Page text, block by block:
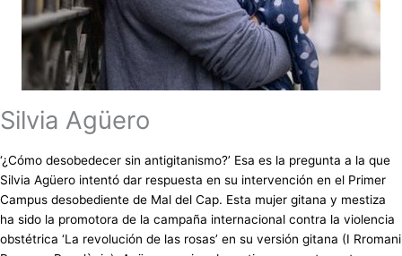
Silvia Agüero
‘¿Cómo desobedecer sin antigitanismo?’ Esa es la pregunta a la que
Silvia Agüero intentó dar respuesta en su intervención en el Primer
Campus desobediente de Mal del Cap. Esta mujer gitana y mestiza
ha sido la promotora de la campaña internacional contra la violencia
obstétrica ‘La revolución de las rosas’ en su versión gitana (I Rromani